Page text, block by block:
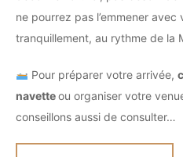
ne pourrez pas l’emmener avec
tranquillement, au rythme de la
Pour préparer votre arrivée,
navetteou organiser votre
conseillons aussi de consulter…